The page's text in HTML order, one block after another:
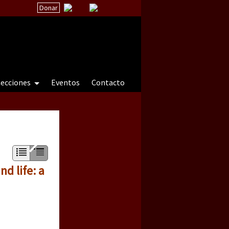
Donar
Eventos
Contacto
natureza sob cerco)
life: a